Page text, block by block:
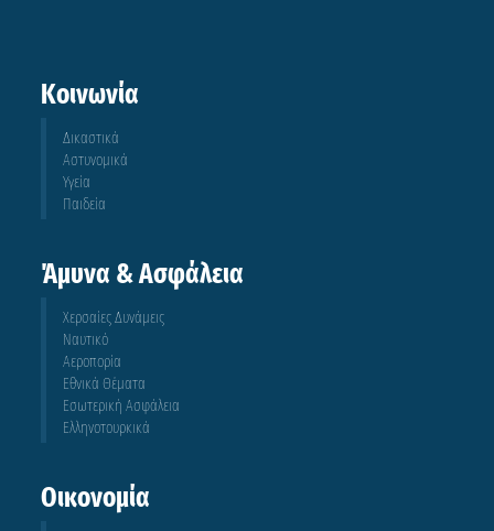
Κοινωνία
Δικαστικά
Αστυνομικά
Υγεία
Παιδεία
Άμυνα & Ασφάλεια
Χερσαίες Δυνάμεις
Ναυτικό
Αεροπορία
Εθνικά Θέματα
Εσωτερική Ασφάλεια
Ελληνοτουρκικά
Οικονομία